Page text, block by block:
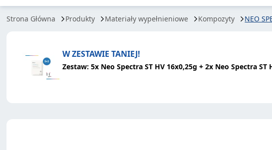
Strona Główna Produkty Materiały wypełnieniowe Kompozyty NEO
W ZESTAWIE TANIEJ!
Zestaw: 5x Neo Spectra ST HV 16x0,25g + 2x Neo Spectra ST